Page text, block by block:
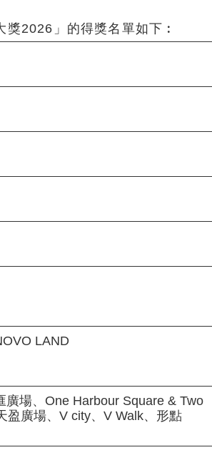
2026」的得獎名單如下︰
LAND
廣場、One Harbour Square & Two
盈廣場、V city、V Walk、形點